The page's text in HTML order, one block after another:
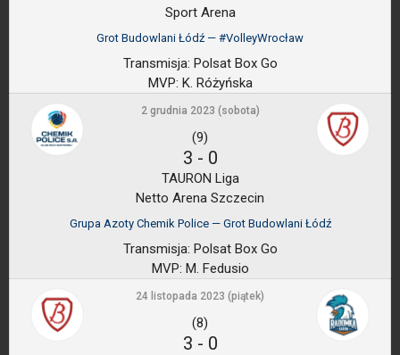
Sport Arena
Grot Budowlani Łódź — #VolleyWrocław
Transmisja: Polsat Box Go
MVP: K. Różyńska
2 grudnia 2023 (sobota)
(9)
3 - 0
TAURON Liga
Netto Arena Szczecin
Grupa Azoty Chemik Police — Grot Budowlani Łódź
Transmisja: Polsat Box Go
MVP: M. Fedusio
24 listopada 2023 (piątek)
(8)
3 - 0